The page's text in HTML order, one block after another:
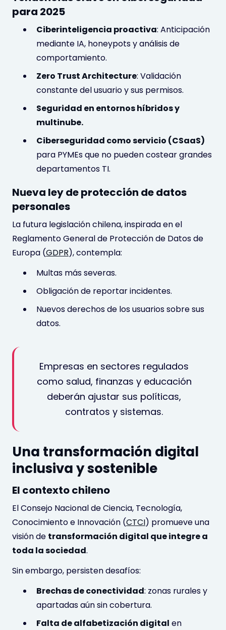
para 2025
Ciberinteligencia proactiva: Anticipación
mediante IA, honeypots y análisis de
comportamiento.
Zero Trust Architecture: Validación
constante del usuario y sus permisos.
Seguridad en entornos híbridos y
multinube.
Ciberseguridad como servicio (CSaaS)
para PYMEs que no pueden costear grandes
departamentos TI.
Nueva ley de protección de datos
personales
La futura legislación chilena, inspirada en el
Reglamento General de Protección de Datos de
Europa (GDPR), contempla:
Multas más severas.
Obligación de reportar incidentes.
Nuevos derechos de los usuarios sobre sus
datos.
Empresas en sectores regulados
como salud, finanzas y educación
deberán ajustar sus políticas,
contratos y sistemas.
Una transformación digital
inclusiva y sostenible
El contexto chileno
El Consejo Nacional de Ciencia, Tecnología,
Conocimiento e Innovación (CTCI) promueve una
visión de transformación digital que integre a
toda la sociedad.
Sin embargo, persisten desafíos:
Brechas de conectividad: zonas rurales y
apartadas aún sin cobertura.
Falta de alfabetización digital en